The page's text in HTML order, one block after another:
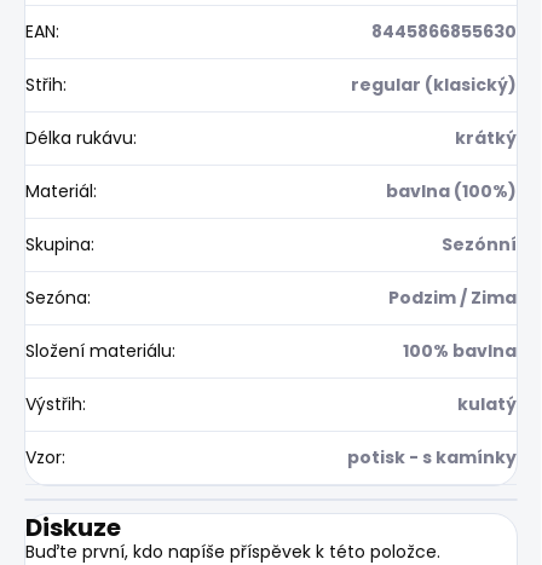
EAN: 8445866855630
Střih: regular (klasický)
Délka rukávu: krátký
Materiál: bavlna (100%)
Skupina: Sezónní
Sezóna: Podzim / Zima
Složení materiálu: 100% bavlna
Výstřih: kulatý
Vzor: potisk - s kamínky
Diskuze
Buďte první, kdo napíše příspěvek k této položce.